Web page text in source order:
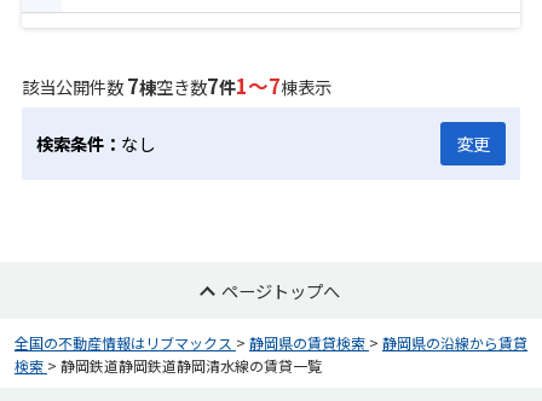
該当公開件数7棟空き数7件1～7棟表示
検索条件： なし 変更
ページトップへ
全国の不動産情報はリブマックス > 静岡県の賃貸検索 > 静岡県の沿線から賃貸
検索 > 静岡鉄道静岡鉄道静岡清水線の賃貸一覧